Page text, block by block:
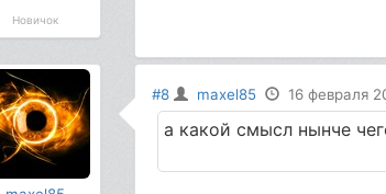
Новичок
#8 maxel85 16 февраля
а какой смысл нынче